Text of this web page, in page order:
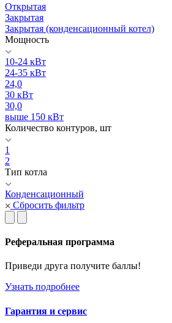
Открытая
Закрытая
Закрытая (конденсационный котел)
Мощность
10-24 кВт
24-35 кВт
24,0
30 кВт
30,0
выше 150 кВт
Количество контуров, шт
1
2
Тип котла
Конденсационный
Сбросить фильтр
Реферальная программа
Приведи друга получите баллы!
Узнать подробнее
Гарантия и сервис